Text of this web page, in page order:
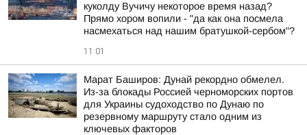
куколду Вучичу некоторое время назад?
Прямо хором вопили - "да как она посмела
насмехаться над нашим братушкой-сербом"?
11:01
Марат Баширов: Дунай рекордно обмелел.
Из-за блокады Россией черноморских портов
для Украины судоходство по Дунаю по
резервному маршруту стало одним из
ключевых факторов